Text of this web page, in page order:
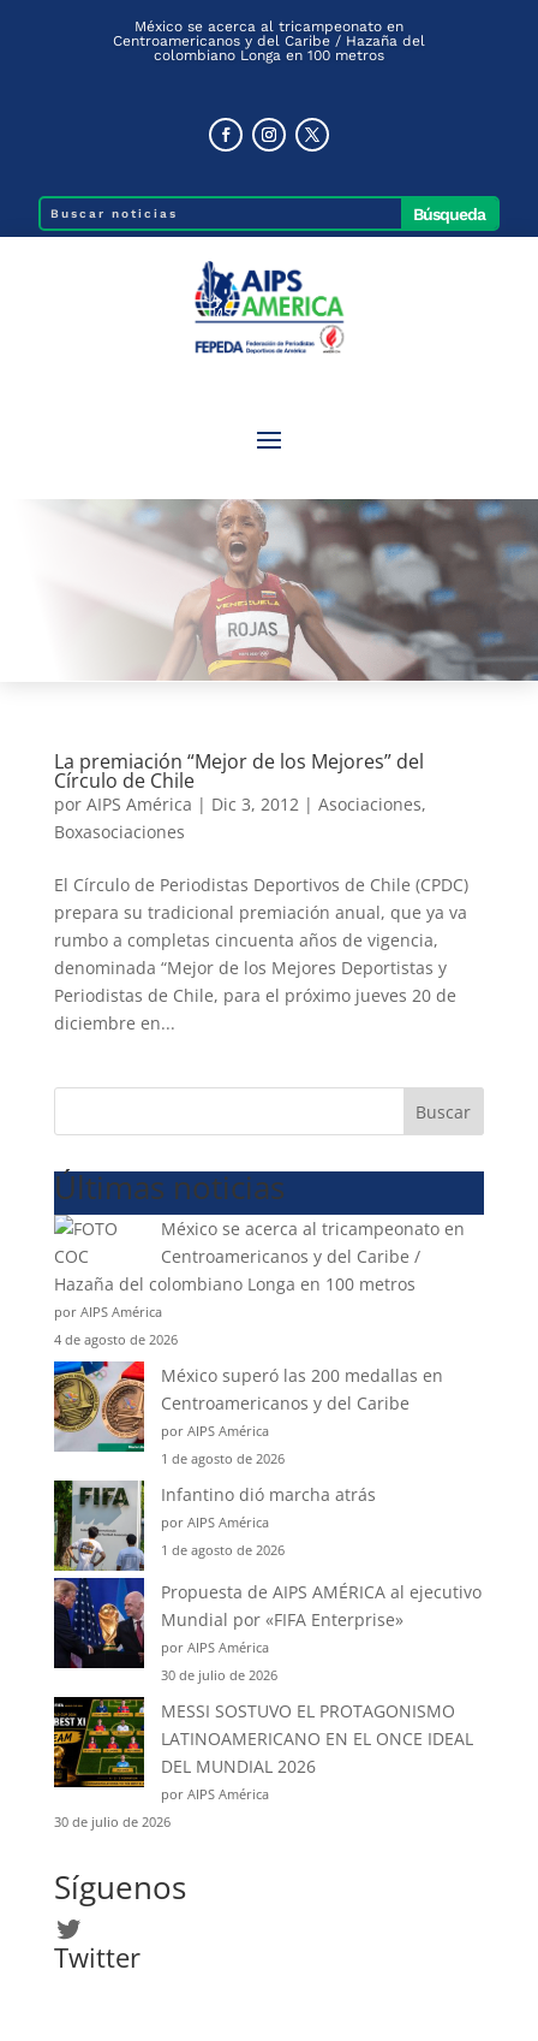
México se acerca al tricampeonato en
Centroamericanos y del Caribe / Hazaña del
colombiano Longa en 100 metros
La premiación “Mejor de los Mejores” del
Círculo de Chile
por AIPS América | Dic 3, 2012| Asociaciones,
Boxasociaciones
El Círculo de Periodistas Deportivos de Chile (CPDC)
prepara su tradicional premiación anual, que ya va
rumbo a completas cincuenta años de vigencia,
denominada “Mejor de los Mejores Deportistas y
Periodistas de Chile, para el próximo jueves 20 de
diciembre en...
Buscar
Últimas noticias
México se acerca al tricampeonato en
Centroamericanos y del Caribe /
Hazaña del colombiano Longa en 100 metros
por AIPS América
4 de agosto de 2026
México superó las 200 medallas en
Centroamericanos y del Caribe
por AIPS América
1 de agosto de 2026
Infantino dió marcha atrás
por AIPS América
1 de agosto de 2026
Propuesta de AIPS AMÉRICA al ejecutivo
Mundial por «FIFA Enterprise»
por AIPS América
30 de julio de 2026
MESSI SOSTUVO EL PROTAGONISMO
LATINOAMERICANO EN EL ONCE IDEAL
DEL MUNDIAL 2026
por AIPS América
30 de julio de 2026
Síguenos
Twitter
Twitter